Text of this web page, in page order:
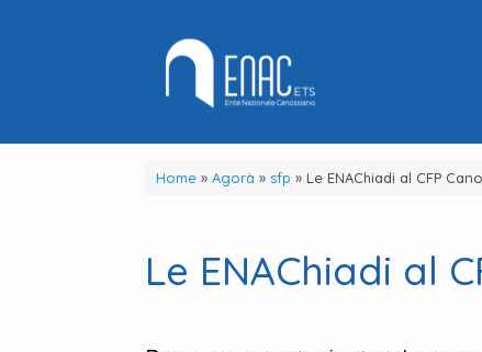
Home» Agorà » sfp » Le ENAChiadi al CFP
Le ENAChiadi al